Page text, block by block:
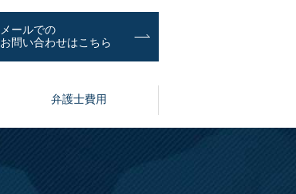
弁護士費用
メールでの
お問い合わせはこちら